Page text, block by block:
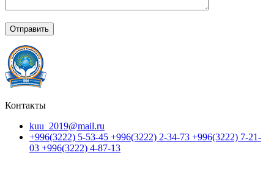
Контакты
kuu_2019@mail.ru
+996(3222) 5-53-45 +996(3222) 2-34-73 +996(3222) 7-21-
03 +996(3222) 4-87-13